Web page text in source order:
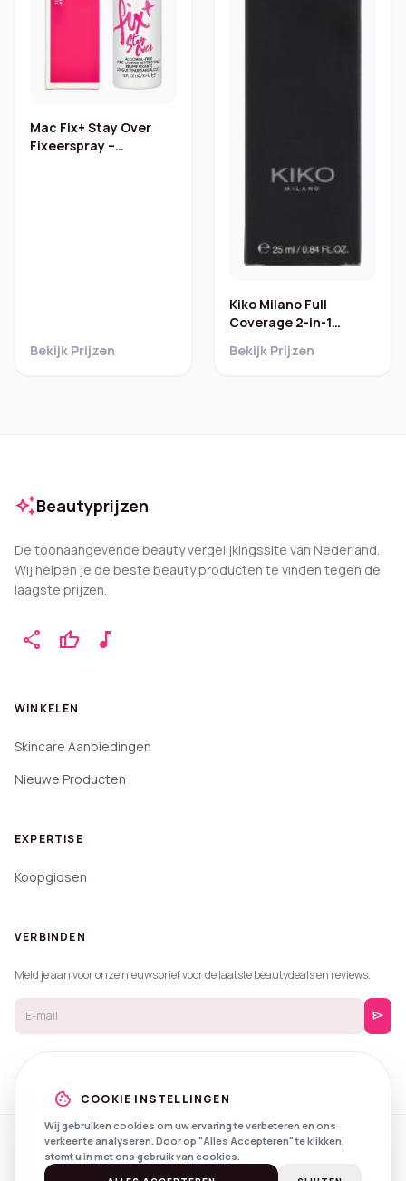
Mac Fix+ Stay Over
Fixeerspray –
Bekijk Prijzen
Kiko Milano Full
Coverage 2-in-1
Concealer
Bekijk Prijzen
auto_awesomeBeautyprijzen
De toonaangevende beauty vergelijkingssite van Nederland.
Wij helpen je de beste beauty producten te vinden tegen de
laagste prijzen.
share thumb_up music_note
WINKELEN
Skincare Aanbiedingen
Nieuwe Producten
EXPERTISE
Koopgidsen
VERBINDEN
Meld je aan voor onze nieuwsbrief voor de laatste beautydeals en reviews.
send
© 2026 Beautyprijzen.
Created with
byNXS Digital
cookie COOKIE INSTELLINGEN
Wij gebruiken cookies om uw ervaring te verbeteren en ons
verkeer te analyseren. Door op "Alles Accepteren" te klikken,
stemt u in met ons gebruik van cookies.